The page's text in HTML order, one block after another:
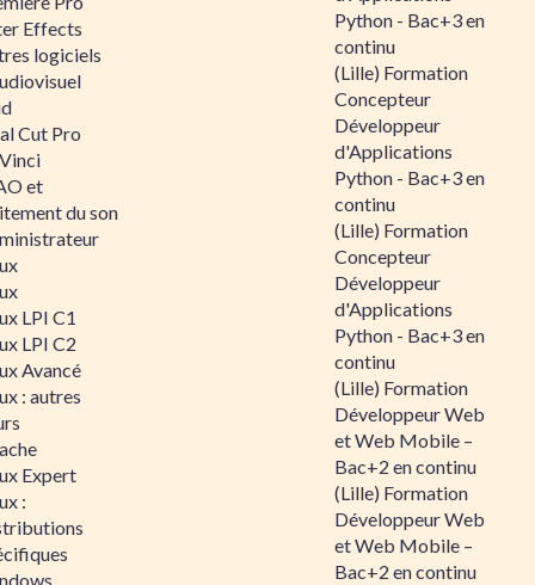
Effects
logiciels
Cut Pro
et
du son
LPI C1
LPI C2
Avancé
: autres
Expert
:
Python - Bac+3 en
continu
(Lille) Formation
Concepteur
Développeur
d'Applications
Python - Bac+3 en
continu
(Lille) Formation
Concepteur
Développeur
d'Applications
Python - Bac+3 en
continu
(Lille) Formation
Développeur Web
et Web Mobile –
Bac+2 en continu
(Lille) Formation
Développeur Web
et Web Mobile –
Bac+2 en continu